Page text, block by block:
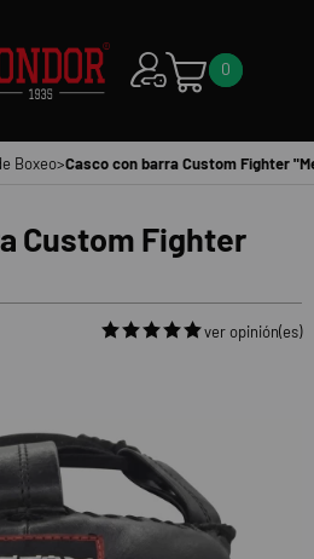
0
Boxeo>Casco con barra Custom Fighter
Custom Fighter
ver opinión(es)